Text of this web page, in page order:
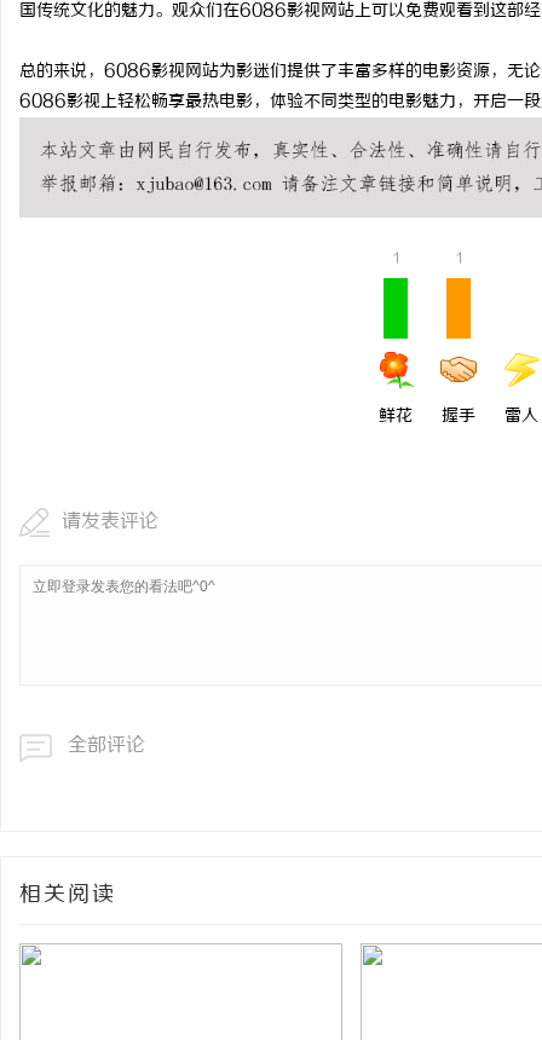
国传统文化的魅力。观众们在6086影视网站上可以免费观看到这部
总的来说，6086影视网站为影迷们提供了丰富多样的电影资源，无
6086影视上轻松畅享最热电影，体验不同类型的电影魅力，开启一
1
鲜花
1
握手 雷人
请发表评论
全部评论
相关阅读